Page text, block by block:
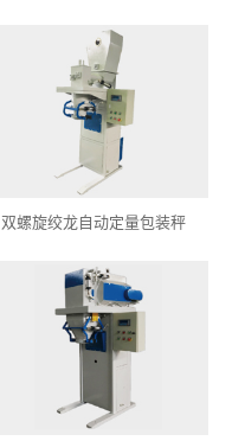
双螺旋绞龙自动定量包装秤